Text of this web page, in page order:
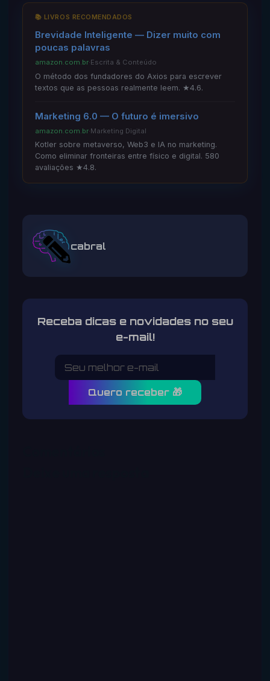
📚 LIVROS RECOMENDADOS
Brevidade Inteligente — Dizer muito com
poucas palavras
amazon.com.br·Escrita & Conteúdo
O método dos fundadores do Axios para escrever
textos que as pessoas realmente leem. ★4.6.
Marketing 6.0 — O futuro é imersivo
amazon.com.br·Marketing Digital
Kotler sobre metaverso, Web3 e IA no marketing.
Como eliminar fronteiras entre físico e digital. 580
avaliações ★4.8.
cabral
Receba dicas e novidades no seu
e-mail!
Quero receber 🎁